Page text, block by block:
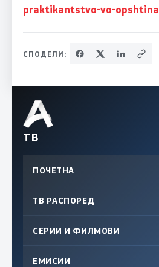
praktikantstvo-vo-
СПОДЕЛИ:
ТВ
ПОЧЕТНА
ТВ РАСПОРЕД
СЕРИИ И ФИЛМОВИ
ЕМИСИИ